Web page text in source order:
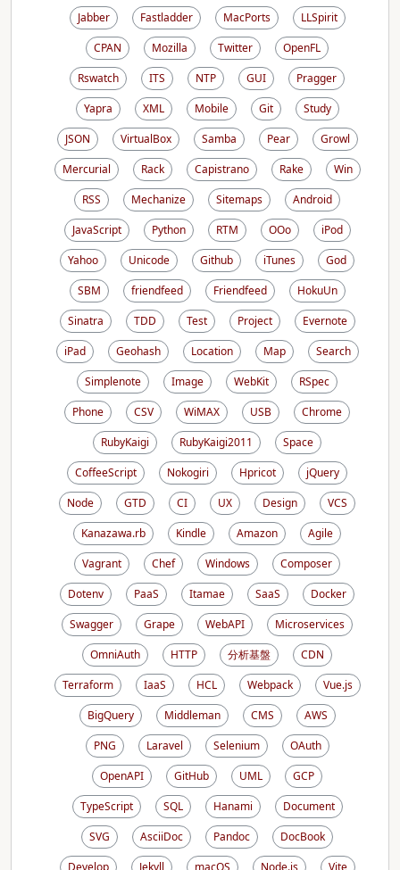
Jabber
Fastladder MacPorts
LLSpirit
CPAN
Mozilla Twitter
OpenFL
Rswatch
ITS NTP GUI
Pragger
Yapra
XML Mobile Git
Study
JSON
VirtualBox Samba Pear
Growl
Mercurial
Rack Capistrano Rake
Win
RSS
Mechanize Sitemaps
Android
JavaScript
Python RTM OOo
iPod
Yahoo
Unicode Github iTunes
God
SBM
friendfeed Friendfeed
HokuUn
Sinatra
TDD Test Project
Evernote
iPad
Geohash Location Map
Search
Simplenote
Image WebKit
RSpec
Phone
CSV WiMAX USB
Chrome
RubyKaigi
RubyKaigi2011
Space
CoffeeScript
Nokogiri Hpricot
jQuery
Node
GTD CI UX Design
VCS
Kanazawa.rb
Kindle Amazon
Agile
Vagrant
Chef Windows
Composer
Dotenv
PaaS Itamae SaaS
Docker
Swagger
Grape WebAPI
Microservices
OmniAuth
HTTP 分析基盤
CDN
Terraform
IaaS HCL Webpack
Vue.js
BigQuery
Middleman CMS
AWS
PNG
Laravel Selenium
OAuth
OpenAPI
GitHub UML
GCP
TypeScript
SQL Hanami
Document
SVG
AsciiDoc Pandoc
DocBook
Develop
Jekyll macOS Node.js Vite